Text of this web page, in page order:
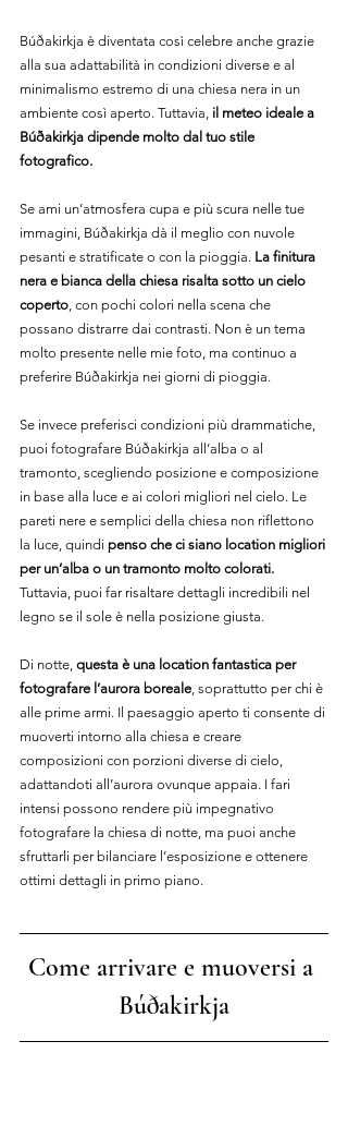
Búðakirkja è diventata così celebre anche grazie
alla sua adattabilità in condizioni diverse e al
minimalismo estremo di una chiesa nera in un
ambiente così aperto. Tuttavia, il meteo ideale a
Búðakirkja dipende molto dal tuo stile
fotografico.
Se ami un’atmosfera cupa e più scura nelle tue
immagini, Búðakirkja dà il meglio con nuvole
pesanti e stratificate o con la pioggia. La finitura
nera e bianca della chiesa risalta sotto un cielo
coperto, con pochi colori nella scena che
possano distrarre dai contrasti. Non è un tema
molto presente nelle mie foto, ma continuo a
preferire Búðakirkja nei giorni di pioggia.
Se invece preferisci condizioni più drammatiche,
puoi fotografare Búðakirkja all’alba o al
tramonto, scegliendo posizione e composizione
in base alla luce e ai colori migliori nel cielo. Le
pareti nere e semplici della chiesa non riflettono
la luce, quindi penso che ci siano location migliori
per un’alba o un tramonto molto colorati.
Tuttavia, puoi far risaltare dettagli incredibili nel
legno se il sole è nella posizione giusta.
Di notte, questa è una location fantastica per
fotografare l’aurora boreale, soprattutto per chi è
alle prime armi. Il paesaggio aperto ti consente di
muoverti intorno alla chiesa e creare
composizioni con porzioni diverse di cielo,
adattandoti all’aurora ovunque appaia. I fari
intensi possono rendere più impegnativo
fotografare la chiesa di notte, ma puoi anche
sfruttarli per bilanciare l’esposizione e ottenere
ottimi dettagli in primo piano.
Come arrivare e muoversi a
Búðakirkja